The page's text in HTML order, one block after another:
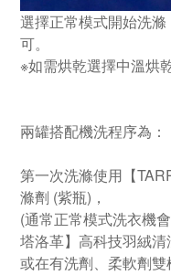
選擇正常模式開始洗
可。
※如需烘乾選擇中溫烘
兩罐搭配機洗程序為：
第一次洗滌使用【
滌劑 (紫瓶)，
(通常正常模式洗衣機
塔洛革】高科技羽絨清
或在有洗劑、柔軟劑